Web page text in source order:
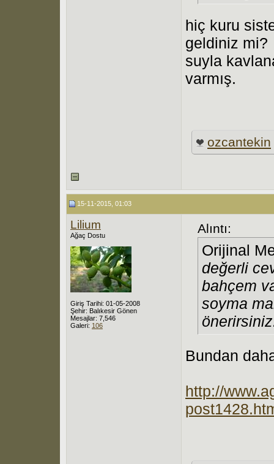
hiç kuru
geldiniz mi?
suyla
varmış.
ozcantekin
15-11-2015, 01:03
Lilium
Ağaç Dostu
Giriş Tarihi: 01-05-2008
Şehir: Balıkesir Gönen
Mesajlar: 7,546
Galeri: 106
Alıntı:
Orijinal
değerli
bahçem
soyma
Bundan
http://